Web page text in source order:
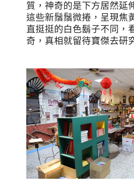
質，神奇的是下方居然延
這些新鬚鬚微捲，呈現焦
直挺挺的白色鬍子不同，
奇，真相就留待寶傑去研